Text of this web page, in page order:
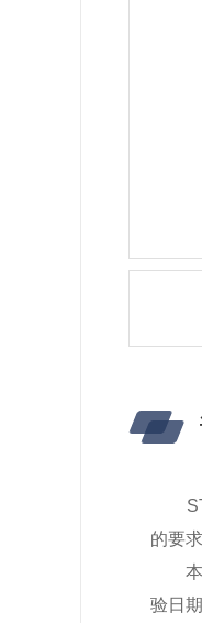
ST-
的要
本仪
验日